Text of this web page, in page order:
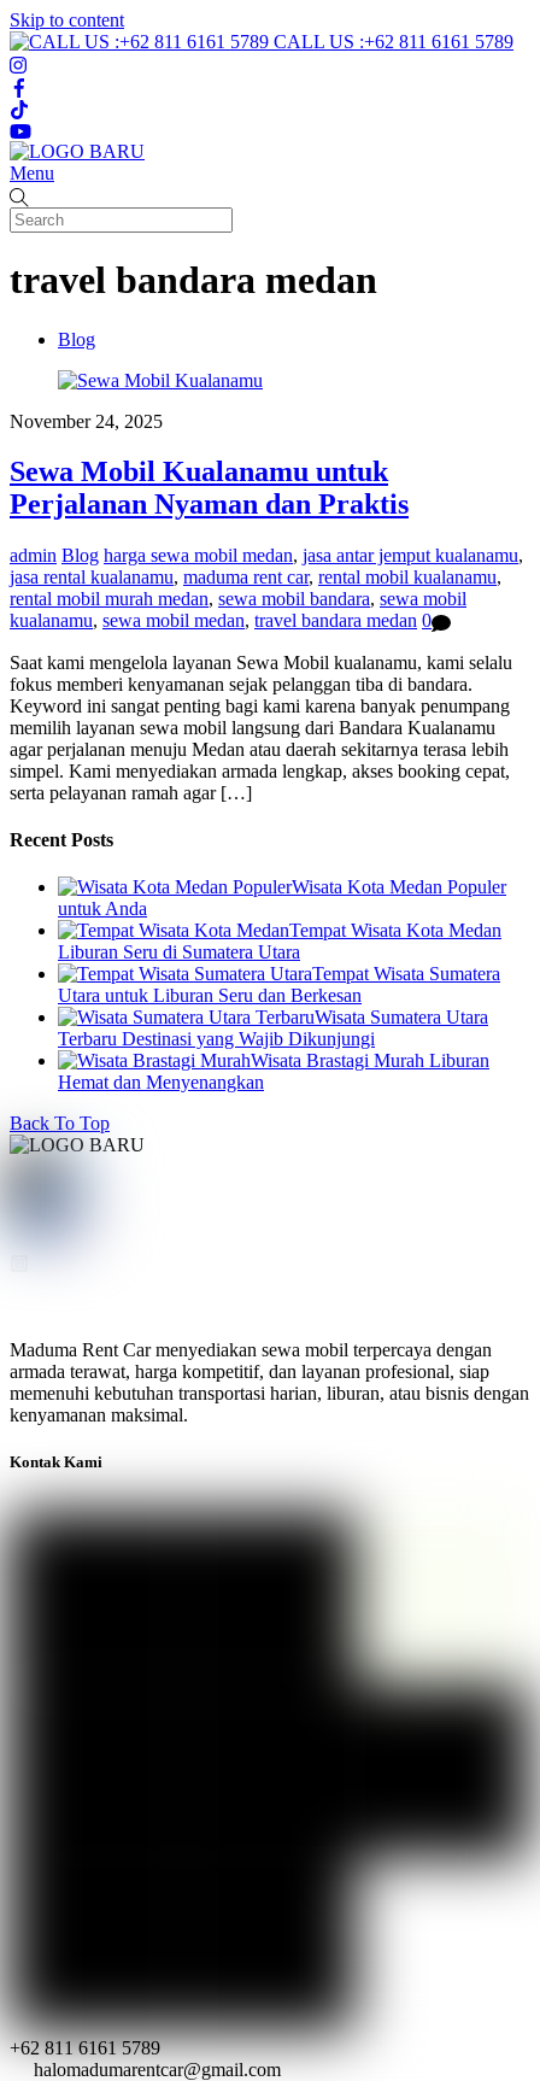
Skip to content
CALL US :+62 811 6161 5789
Menu
travel bandara medan
Blog
November 24, 2025
Sewa Mobil Kualanamu untuk
Perjalanan Nyaman dan Praktis
admin Blog harga sewa mobil medan, jasa antar jemput kualanamu,
jasa rental kualanamu, maduma rent car, rental mobil kualanamu,
rental mobil murah medan, sewa mobil bandara, sewa mobil
kualanamu, sewa mobil medan, travel bandara medan 0
Saat kami mengelola layanan Sewa Mobil kualanamu, kami selalu
fokus memberi kenyamanan sejak pelanggan tiba di bandara.
Keyword ini sangat penting bagi kami karena banyak penumpang
memilih layanan sewa mobil langsung dari Bandara Kualanamu
agar perjalanan menuju Medan atau daerah sekitarnya terasa lebih
simpel. Kami menyediakan armada lengkap, akses booking cepat,
serta pelayanan ramah agar […]
Recent Posts
Wisata Kota Medan Populer
untuk Anda
Tempat Wisata Kota Medan
Liburan Seru di Sumatera Utara
Tempat Wisata Sumatera
Utara untuk Liburan Seru dan Berkesan
Wisata Sumatera Utara
Terbaru Destinasi yang Wajib Dikunjungi
Wisata Brastagi Murah Liburan
Hemat dan Menyenangkan
Back To Top
Maduma Rent Car menyediakan sewa mobil terpercaya dengan
armada terawat, harga kompetitif, dan layanan profesional, siap
memenuhi kebutuhan transportasi harian, liburan, atau bisnis dengan
kenyamanan maksimal.
Kontak Kami
+62 811 6161 5789
halomadumarentcar@gmail.com